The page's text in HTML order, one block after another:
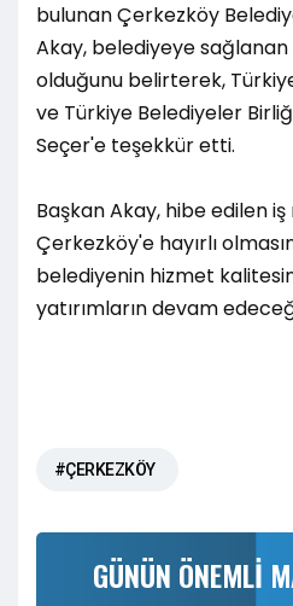
bulunan Çerkezköy
Akay, belediyeye
olduğunu belirterek,
ve Türkiye Belediyeler
Seçer'e teşekkür etti.
Başkan Akay, hibe edilen
Çerkezköy'e hayırlı
belediyenin hizmet
yatırımların devam
#ÇERKEZKÖY
GÜNÜN ÖNEMLİ